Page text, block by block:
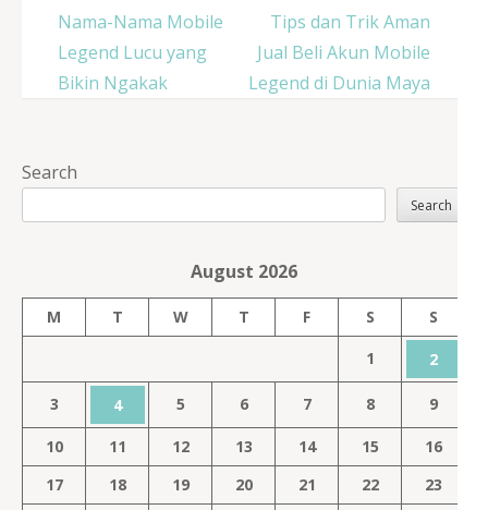
Post
navigation
Nama-Nama Mobile
Legend Lucu yang
Bikin Ngakak
Tips dan Trik Aman
Jual Beli Akun Mobile
Legend di Dunia Maya
Search
Search
August 2026
M T W T F S
S
1
2
3 4 5 6 7 8 9
10 11 12 13 14 15
16
17
18 19 20 21 22
23